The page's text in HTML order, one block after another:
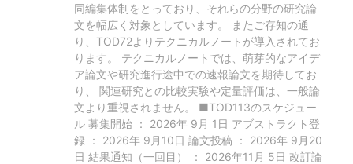
同編集体制をとっており、それらの分野の研究論
文を幅広く対象としています。 またご存知の通
り、TOD72よりテクニカルノートが導入されてお
ります。 テクニカルノートでは、萌芽的なアイデ
ア論文や研究進行途中での速報論文を期待してお
り、 関連研究との比較実験や定量評価は、一般論
文より重視されません。 ■TOD113のスケジュー
ル 募集開始 ： 2026年 9月 1日 アブストラクト登
録 ： 2026年 9月10日 論文投稿 ： 2026年 9月20
日 結果通知（一回目） ： 2026年11月 5日 改訂論